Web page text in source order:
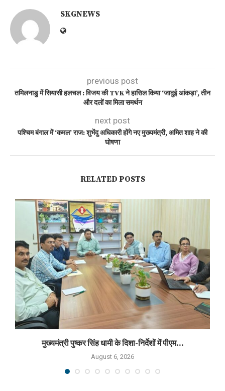
SKGNEWS
previous post
तमिलनाडु में सियासी हलचल : विजय की TVK ने हासिल किया ‘जादुई आंकड़ा’, तीन
और दलों का मिला समर्थन
next post
पश्चिम बंगाल में ‘कमल’ राज: शुभेंदु अधिकारी होंगे नए मुख्यमंत्री, अमित शाह ने की
घोषणा
RELATED POSTS
मुख्यमंत्री पुष्कर सिंह धामी के दिशा-निर्देशों में पीएम...
August 6, 2026